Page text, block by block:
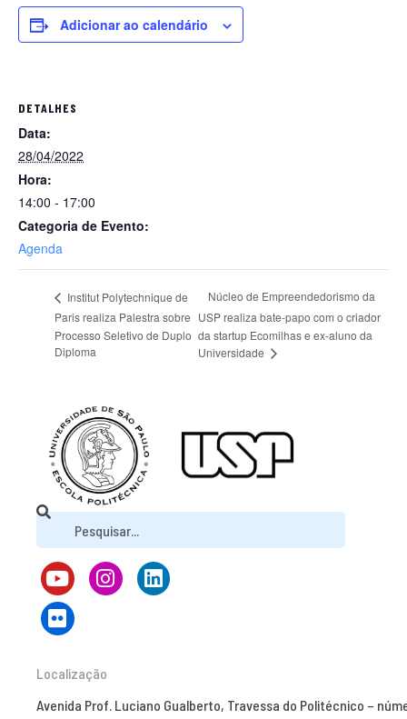
Adicionar ao calendário
DETALHES
Data:
28/04/2022
Hora:
14:00 - 17:00
Categoria de Evento:
Agenda
Institut Polytechnique de
Paris realiza Palestra sobre
Processo Seletivo de Duplo
Diploma
Núcleo de Empreendedorismo da
USP realiza bate-papo com o criador
da startup Ecomilhas e ex-aluno da
Universidade
Localização
Avenida Prof. Luciano Gualberto, Travessa do Politécnico –